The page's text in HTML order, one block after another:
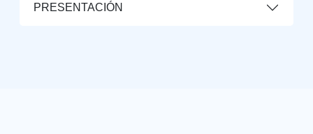
PRESENTACIÓN